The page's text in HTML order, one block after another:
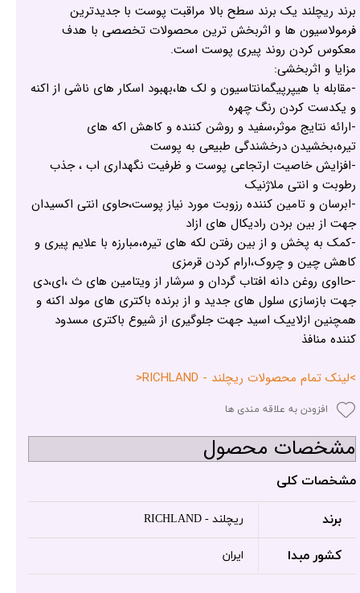
برند ریچلند یک برند سطح بالا مراقبت پوست با جدیدترین
فرمولاسیون ها و اثربخش ترین محصولات تخصصی با هدف
معکوس کردن روند پیری پوست است.
مزایا و اثربخشی:
-مقابله با هیپرپیگمانتاسیون و لک ها،بهبود اسکار های ناشی از اکنه
و یکدست کردن رنگ چهره
-ارائه نتایج موثر،سفید و روشن کننده و کاهش اکه های
تیره،بخشیدن درخشندگی طبیعی به پوست
-افزایش خاصیت ارتجاعی پوست و ظرفیت نگهداری اب ، جذب
رطوبت و انتی ملاژنیک
-ابرسان و تامین کننده رزوبت مورد نیاز پوست،حاوی انتی اکسیدان
جهت از بین بردن رادیکال های ازاد
-کمک به پخش و از بین رفتن لکه های تیره،مبارزه با علایم پیری و
کاهش چین و چروک،ارام کردن قرمزی
-حااوی روغن دانه افتاب گردان و سرشار از ویتامین های ث ،ای،دی
جهت بازسازی سلول های جدید و از برنده باکتری های مولد اکنه و
همچنین ازلاییک اسید جهت جلوگیری از شیوع باکتری مسدود
کننده منافذ
>لینک تمام محصولات ریچلند - RICHLAND<
افزودن به علاقه مندی ها
مشخصات محصول
مشخصات کلی
برند ریچلند - RICHLAND
کشور مبدا ایران